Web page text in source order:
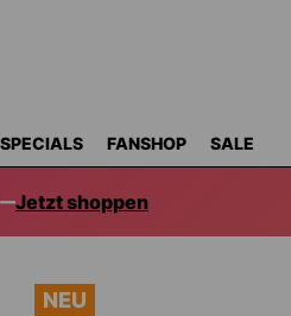
SPECIALS FANSHOP SALE
—Jetzt shoppen
NEU